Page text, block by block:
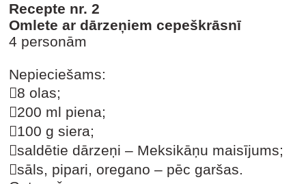
Recepte nr. 2
Omlete ar dārzeņiem cepeškrāsnī
4 personām
Nepieciešams:
8 olas;
200 ml piena;
100 g siera;
saldētie dārzeņi – Meksikāņu maisījums;
sāls, pipari, oregano – pēc garšas.